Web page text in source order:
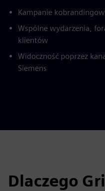
Kampanie
Wspólne wydarzenia,
klientów
Widoczność poprzez
Siemens
Dlaczego